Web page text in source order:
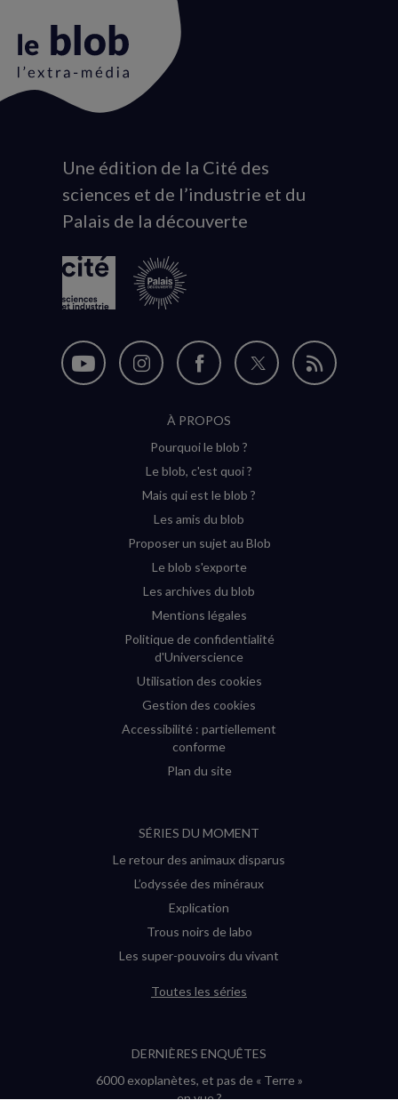
Animation
du
logo
Une édition de la Cité des
sciences et de l’industrie et du
Palais de la découverte
Nous
Nous
Instagram
(nouvelle
Nous
sur
Facebook
(nouvelle
Nous
Flux
À PROPOS
Pourquoi le blob ?
Le blob, c'est quoi ?
Mais qui est le blob ?
Les amis du blob
Proposer un sujet au Blob
Le blob s'exporte
Les archives du blob
Mentions légales
Politique de confidentialité
d'Universcience
Utilisation des cookies
Gestion des cookies
Accessibilité : partiellement
conforme
Plan du site
SÉRIES DU MOMENT
Le retour des animaux disparus
L’odyssée des minéraux
Explication
Trous noirs de labo
Les super-pouvoirs du vivant
Toutes les séries
DERNIÈRES ENQUÊTES
6000 exoplanètes, et pas de « Terre »